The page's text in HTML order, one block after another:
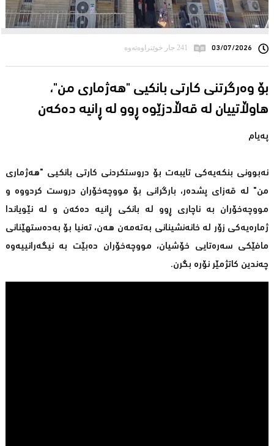
03/07/2026 241 جار خوێنراوەتەوە
بۆ وەرگرتنى كارتی بانكیی "هەژماری من"،
هاوڵاتییان لە قەڵادزێوە ڕوو لە ڕانیە دەکەن
پەیام
نەبوونی بنكەیەكی تایبەت بۆ دروستكردنی كارتی بانكیی "هەژماری
من" لە قەزای پشدەر، بارگرانی بۆ مووچەخۆران دروست ‏كردووە و
مووچەخۆران بە ناچاری ڕوو لە بانكی ڕانیە دەكەن و لە ‏نێویاندا
ژمارەیەكی زۆر لە خانەنشینانی بەتەمەن هەن، تەنیا بۆ بەدەستهێنانی
مافێكی سەرەتایی ‏خۆشیان، مووچەخۆران دەبێت بە نیگەرانییەوە
چەندین كاتژمێر نۆرە بگرن.